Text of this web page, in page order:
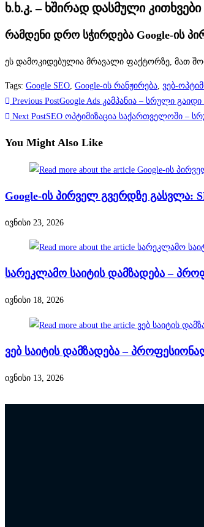
ხ.ხ.კ. – ხშირად დასმული
რამდენი დრო სჭირდება Google-ის
ეს დამოკიდებულია მრავალი ფაქტორზე, მათ
Tags: Google SEO Google-ის რანჟირება ვებ-
Read
more
articles
Previous PostGoogle Ads კამპანია – სრული
Next PostSEO ოპტიმიზაცია საქართველოში –
You Might Also Like
Google-ის პირველ გვერდზე გასვლა:
ივნისი 23, 2026
სარეკლამო საიტის დამზადება –
ივნისი 18, 2026
ვებ საიტის დამზადება –
ივნისი 13, 2026